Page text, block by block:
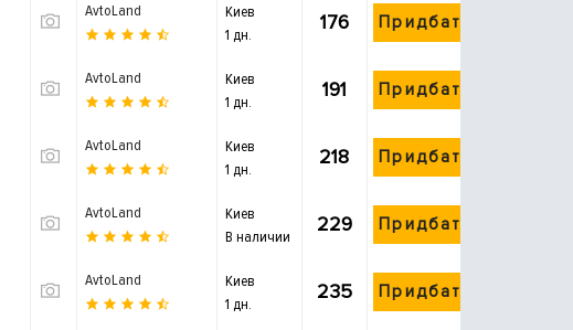
AvtoLand
Киев
1 дн.
176 Придбати
AvtoLand
Киев
1 дн.
191 Придбати
AvtoLand
Киев
1 дн.
218 Придбати
AvtoLand
Киев
В наличии
229 Придбати
AvtoLand
Киев
1 дн.
235 Придбати